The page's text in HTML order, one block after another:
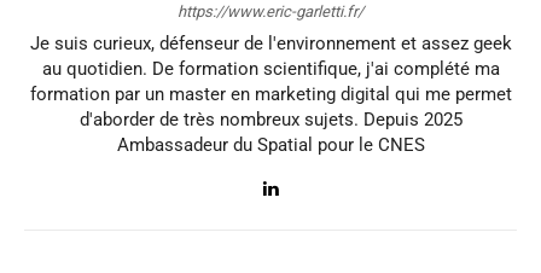
https://www.eric-garletti.fr/
Je suis curieux, défenseur de l'environnement et assez geek
au quotidien. De formation scientifique, j'ai complété ma
formation par un master en marketing digital qui me permet
d'aborder de très nombreux sujets. Depuis 2025
Ambassadeur du Spatial pour le CNES